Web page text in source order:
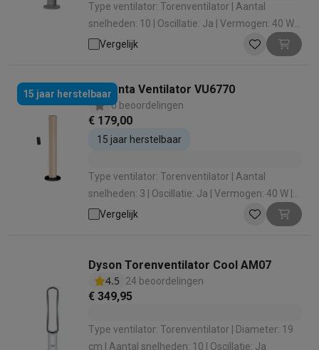
Type ventilator: Torenventilator | Aantal
snelheden: 10 | Oscillatie: Ja | Vermogen: 40 W |
Silence functie: Ja
Vergelijk
15 jaar herstelbaarRowenta Ventilator VU6770
0 beoordelingen
€ 179,00
15 jaar herstelbaar
Type ventilator: Torenventilator | Aantal
snelheden: 3 | Oscillatie: Ja | Vermogen: 40 W |
Silence functie: Ja
Vergelijk
Dyson Torenventilator Cool AM07
4.5
24 beoordelingen
€ 349,95
Type ventilator: Torenventilator | Diameter: 19
cm | Aantal snelheden: 10 | Oscillatie: Ja